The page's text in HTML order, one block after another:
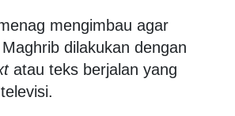
mengimbau agar
dilakukan dengan
atau teks berjalan yang